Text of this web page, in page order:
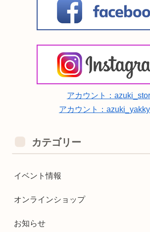
アカウント：
アカウント：
カテゴリー
イベント情報
オンラインショップ
お知らせ